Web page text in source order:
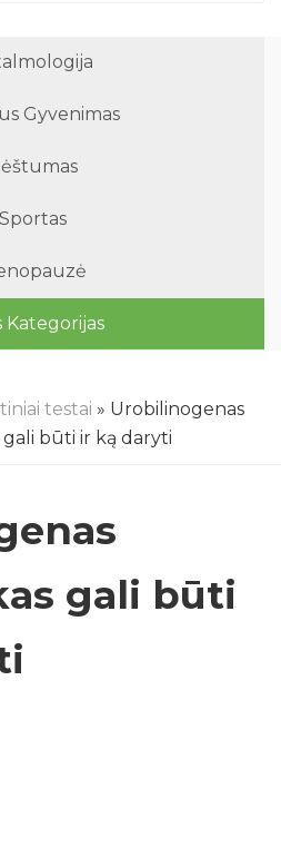
Gyvenimas
Sportas
Kategorijas
testai » Urobilinogenas
gali būti ir ką daryti
gali būti